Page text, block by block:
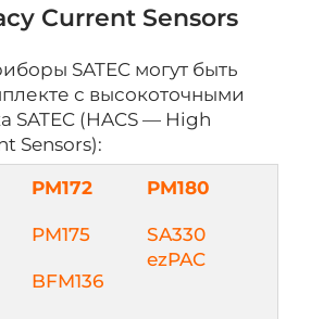
Current Sensors
SATEC могут быть
с высокоточными
SATEC (HACS — High
Sensors):
PM172
PM175
BFM136
PM180
SA330
ezPAC